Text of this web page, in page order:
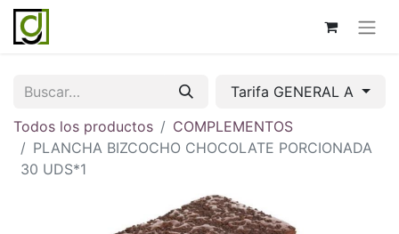
Tarifa GENERAL A
Todos los productos
COMPLEMENTOS
PLANCHA BIZCOCHO CHOCOLATE PORCIONADA
30 UDS*1